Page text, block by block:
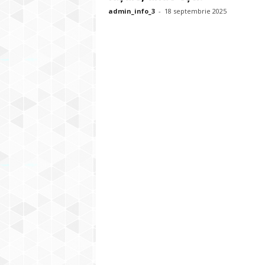
admin_info_3 - 18 septembrie 2025